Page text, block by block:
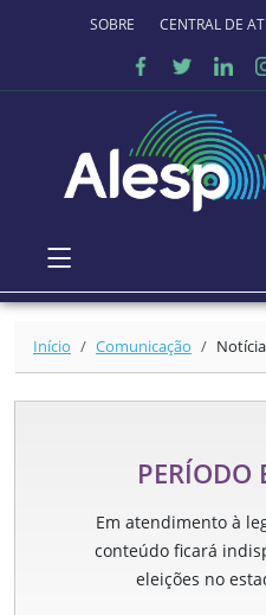
Ir para o conteúdo
SOBRE O PORTALCENTRAL DE
Início Comunicação
PERÍODO
Em atendimento à
conteúdo ficará
eleições no